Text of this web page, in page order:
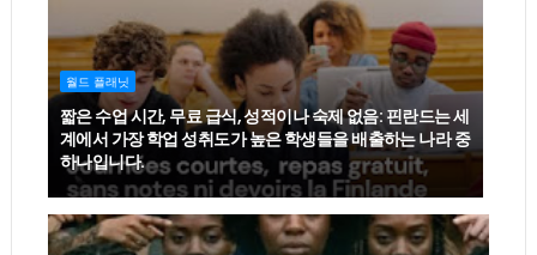
월드 플래닛
짧은 수업 시간, 무료 급식, 성적이나 숙제 없음: 핀란드는 세
계에서 가장 학업 성취도가 높은 학생들을 배출하는 나라 중
하나입니다.